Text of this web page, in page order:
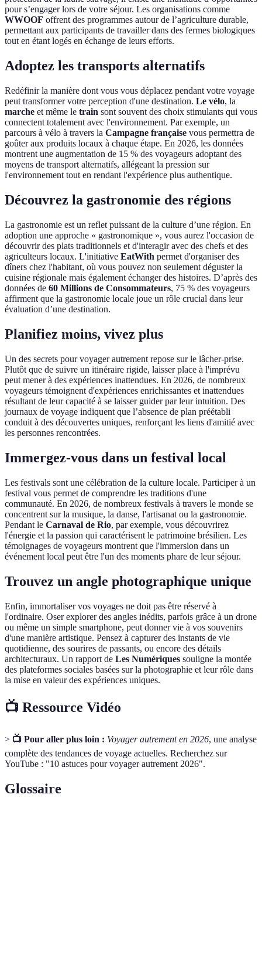
pour s’engager lors de votre séjour. Les organisations comme
WWOOF offrent des programmes autour de l’agriculture durable,
permettant aux participants de travailler dans des fermes biologiques
tout en étant logés en échange de leurs efforts.
Adoptez les transports alternatifs
Redéfinir la manière dont vous vous déplacez pendant votre voyage
peut transformer votre perception d'une destination. Le vélo, la
marche et même le train sont souvent des choix stimulants qui vous
connectent totalement avec l'environnement. Par exemple, un
parcours à vélo à travers la Campagne française vous permettra de
goûter aux produits locaux à chaque étape. En 2026, les données
montrent une augmentation de 15 % des voyageurs adoptant des
moyens de transport alternatifs, allégeant la pression sur
l'environnement tout en rendant l'expérience plus authentique.
Découvrez la gastronomie des régions
La gastronomie est un reflet puissant de la culture d’une région. En
adoption une approche « gastronomique », vous aurez l'occasion de
découvrir des plats traditionnels et d'interagir avec des chefs et des
agriculteurs locaux. L'initiative EatWith permet d'organiser des
dîners chez l'habitant, où vous pouvez non seulement déguster la
cuisine régionale mais également échanger des histoires. D’après des
données de 60 Millions de Consommateurs, 75 % des voyageurs
affirment que la gastronomie locale joue un rôle crucial dans leur
évaluation d’une destination.
Planifiez moins, vivez plus
Un des secrets pour voyager autrement repose sur le lâcher-prise.
Plutôt que de suivre un itinéraire rigide, laisser place à l'imprévu
peut mener à des expériences inattendues. En 2026, de nombreux
voyageurs témoignent d'expériences enrichissantes et inattendues
résultant de leur capacité à se laisser guider par leur intuition. Des
journaux de voyage indiquent que l’absence de plan préétabli
conduit à des découvertes uniques, renforçant les liens d'amitié avec
les personnes rencontrées.
Immergez-vous dans un festival local
Les festivals sont une célébration de la culture locale. Participer à un
festival vous permet de comprendre les traditions d'une
communauté. En 2026, de nombreux festivals à travers le monde se
concentrent sur la musique, la danse, l'artisanat ou la gastronomie.
Pendant le Carnaval de Rio, par exemple, vous découvrirez
l'énergie et la passion qui caractérisent le patrimoine brésilien. Les
témoignages de voyageurs montrent que l'immersion dans un
événement local peut être l'un des moments phare de leur séjour.
Trouvez un angle photographique unique
Enfin, immortaliser vos voyages ne doit pas être réservé à
l'ordinaire. Oser explorer des angles inédits, parfois grâce à un drone
ou même un simple smartphone, peut donner vie à vos souvenirs
d'une manière artistique. Pensez à capturer des instants de vie
quotidienne, des sourires de passants, ou encore des détails
architecturaux. Un rapport de Les Numériques souligne la montée
des plateformes sociales basées sur la photographie et leur rôle dans
la mise en valeur des expériences uniques.
📺 Ressource Vidéo
> 📺 Pour aller plus loin : Voyager autrement en 2026, une analyse
complète des tendances de voyage actuelles. Recherchez sur
YouTube : "10 astuces pour voyager autrement 2026".
Glossaire